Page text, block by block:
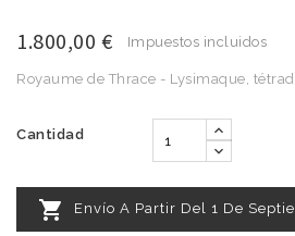
1.800,00 € Impuestos incluidos
Royaume de Thrace - Lysimaque,
Cantidad
 Envío A Partir Del 1 De